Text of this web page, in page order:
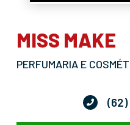
MISS MAKE
PERFUMARIA E
(62)